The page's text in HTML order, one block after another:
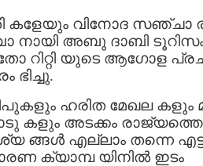
കളേയും വിനോദ സഞ്ചാ
നായി അബു ദാബി
യുടെ ആഗോള
ഭിച്ചു.
ഹരിത മേഖല കളും
കളും അടക്കം രാജ്യത്തെ
ങ്ങള്‍ എല്ലാം തന്നെ
ക്യാമ്പ യിനില്‍ ഇടം